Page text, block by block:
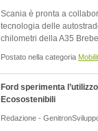
Scania è pronta a
tecnologia delle
chilometri della A35
Postato nella categoria
Ford sperimenta
Ecosostenibili
Redazione -